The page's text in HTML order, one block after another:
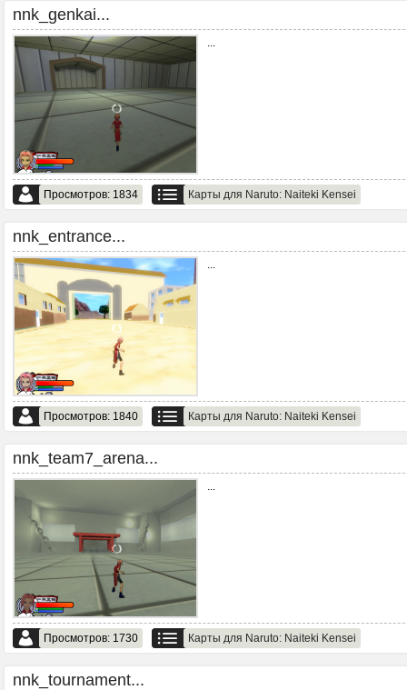
nnk_genkai...
...
Просмотров: 1834 Карты для Naruto: Naiteki Kensei
nnk_entrance...
...
Просмотров: 1840 Карты для Naruto: Naiteki Kensei
nnk_team7_arena...
...
Просмотров: 1730 Карты для Naruto: Naiteki Kensei
nnk_tournament...